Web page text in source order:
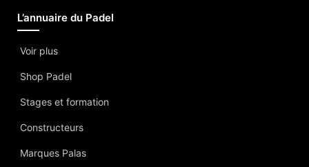
L’annuaire du Padel
Voir plus
Shop Padel
Stages et formation
Constructeurs
Marques Palas